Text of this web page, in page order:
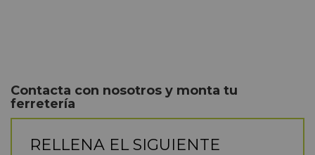
Contacta con nosotros y monta tu
ferretería
RELLENA EL SIGUIENTE